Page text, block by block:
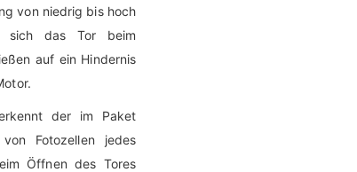
von niedrig bis hoch
sich das Tor beim
auf ein Hindernis
der im Paket
Fotozellen jedes
Öffnen des Tores